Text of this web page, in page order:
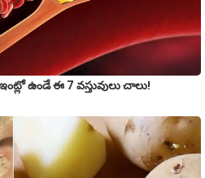
ఉండే ఈ 7 వస్తువులు చాలు!